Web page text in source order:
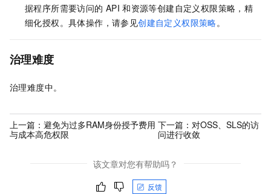
据程序所需要访问的 API 和资源等创建自定义权限策略，精
细化授权。具体操作，请参见创建自定义权限策略。
治理难度
治理难度中。
上一篇： 避免为过多RAM身份授予费用
与成本高危权限
下一篇： 对OSS、SLS的访
问进行收敛
该文章对您有帮助吗？
反馈